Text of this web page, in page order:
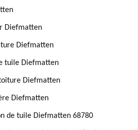
Diefmatten
Diefmatten
tuile Diefmatten
Diefmatten
Diefmatten
de tuile Diefmatten 68780